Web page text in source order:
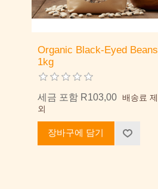
Organic Black-Eyed Beans
1kg
세금 포함 R103,00 배송료 제
외
장바구에 담기